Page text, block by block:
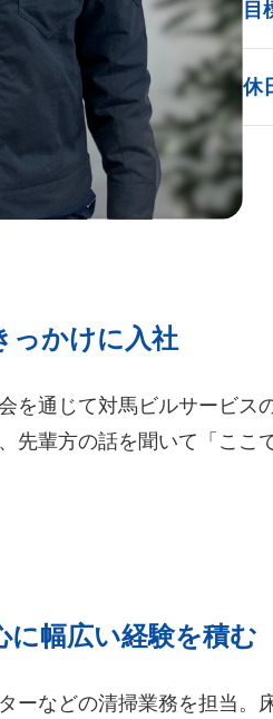
目
休
っかけに入社
を通じて対馬ビルサービ
先輩方の話を聞いて「ここ
に幅広い経験を積む
ーなどの清掃業務を担当